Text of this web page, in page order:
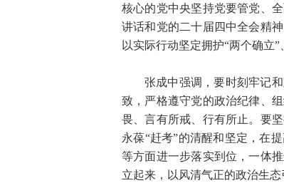
核心的党中央坚持党要管党、
讲话和党的二十届四中全会精
以实际行动坚定拥护“两个确立”
张成中强调，要时刻牢记
致，严格遵守党的政治纪律、
畏、言有所戒、行有所止。要
永葆“赶考”的清醒和坚定，在
等方面进一步落实到位，一体
立起来，以风清气正的政治生态